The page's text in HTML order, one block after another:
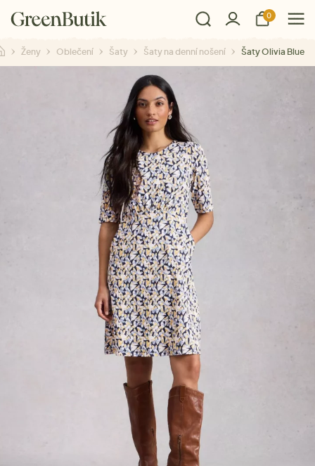
0
Ženy Oblečení Šaty Šaty na denní nošení Šaty Olivia Blue